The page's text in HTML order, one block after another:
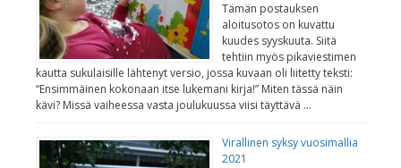
Tämän postauksen
aloitusotos on kuvattu
kuudes syyskuuta. Siitä
tehtiin myös pikaviestimen
kautta sukulaisille lähtenyt versio, jossa kuvaan oli liitetty teksti:
“Ensimmäinen kokonaan itse lukemani kirja!” Miten tässä näin
kävi? Missä vaiheessa vasta joulukuussa viisi täyttävä …
Virallinen syksy vuosimallia
2021